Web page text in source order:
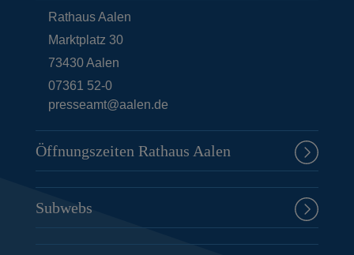
Rathaus Aalen
Marktplatz 30
73430Aalen
07361 52-0
presseamt@aalen.de
Öffnungszeiten Rathaus Aalen
Subwebs